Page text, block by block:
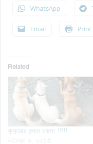
WhatsApp
Email Print
Related
কুকুরের লেজ রহস্য !!!!!